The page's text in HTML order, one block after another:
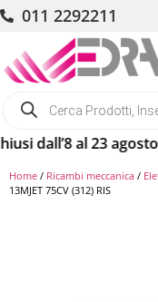
011 2292211
dall’8 al 23 agosto
Home / Ricambi meccanica /
13MJET 75CV (312) RIS